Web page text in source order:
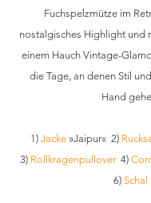
Fuchspelzmütze im
nostalgisches Highlight und
einem Hauch Vintage-
die Tage, an denen Stil
Hand
1) Jacke »Jaipur«  2)
3) Rollkragenpullover 4)
6) Schal